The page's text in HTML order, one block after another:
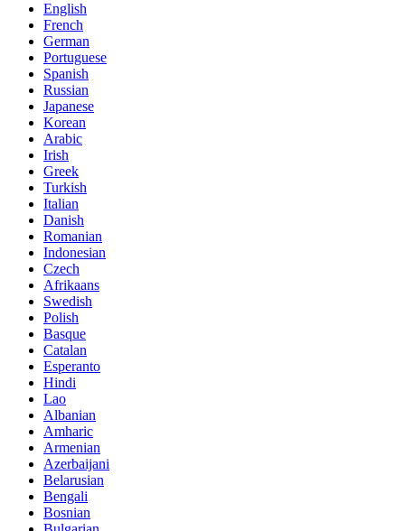
English
French
German
Portuguese
Spanish
Russian
Japanese
Korean
Arabic
Irish
Greek
Turkish
Italian
Danish
Romanian
Indonesian
Czech
Afrikaans
Swedish
Polish
Basque
Catalan
Esperanto
Hindi
Lao
Albanian
Amharic
Armenian
Azerbaijani
Belarusian
Bengali
Bosnian